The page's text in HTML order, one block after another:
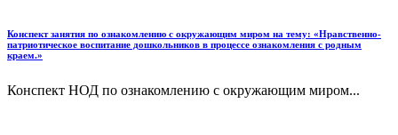
Конспект занятия по ознакомлению с окружающим миром на тему: «Нравственно-
патриотическое воспитание дошкольников в процессе ознакомления с родным
краем.»
Конспект НОД по ознакомлению с окружающим миром...